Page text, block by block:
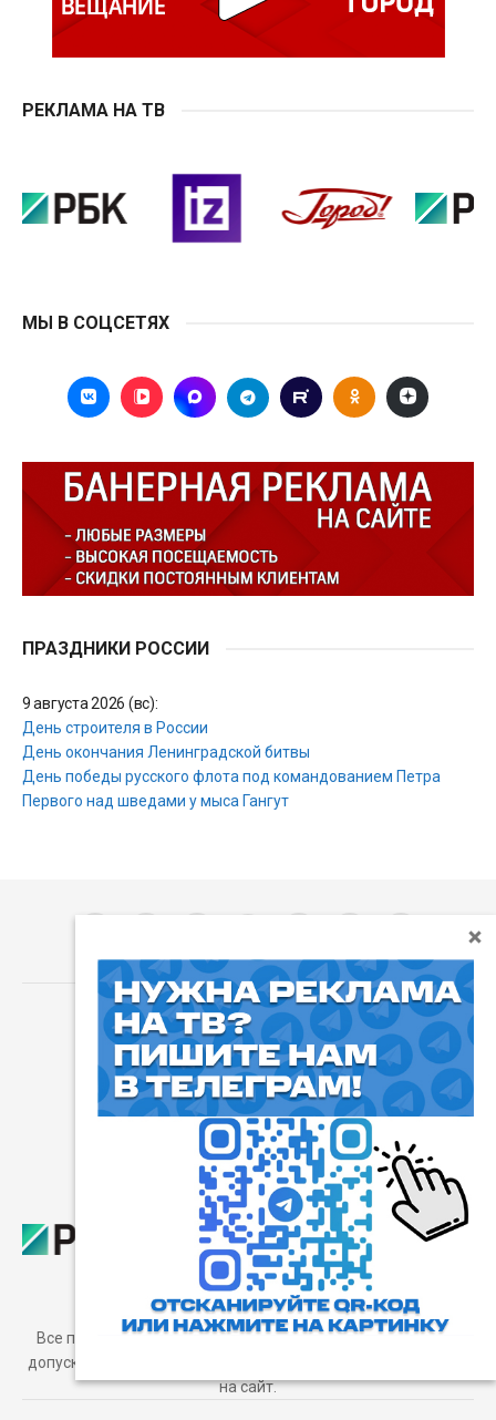
РЕКЛАМА НА ТВ
МЫ В СОЦСЕТЯХ
ПРАЗДНИКИ РОССИИ
9 августа 2026 (вс):
День строителя в России
День окончания Ленинградской битвы
День победы русского флота под командованием Петра
Первого над шведами у мыса Гангут
Пользовательское соглашение
Все права защищены. Любое использование материалов
допускается только с согласия редакции, а также с ссылкой
на сайт.